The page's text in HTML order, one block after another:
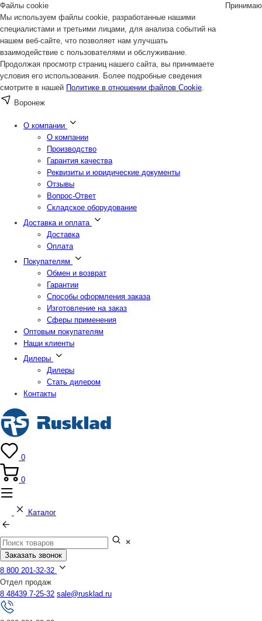
Файлы cookie
Мы используем файлы cookie, разработанные нашими
специалистами и третьими лицами, для анализа событий на
нашем веб-сайте, что позволяет нам улучшать
взаимодействие с пользователями и обслуживание.
Продолжая просмотр страниц нашего сайта, вы принимаете
условия его использования. Более подробные сведения
смотрите в нашей Политике в отношении файлов Cookie.
Принимаю
Воронеж
О компании
О компании
Производство
Гарантия качества
Реквизиты и юридические документы
Отзывы
Вопрос-Ответ
Складское оборудование
Доставка и оплата
Доставка
Оплата
Покупателям
Обмен и возврат
Гарантии
Способы оформления заказа
Изготовление на заказ
Сферы применения
Оптовым покупателям
Наши клиенты
Дилеры
Дилеры
Стать дилером
Контакты
0
0
Каталог
Заказать звонок
8 800 201-32-32
Отдел продаж
8 48439 7-25-32 sale@rusklad.ru